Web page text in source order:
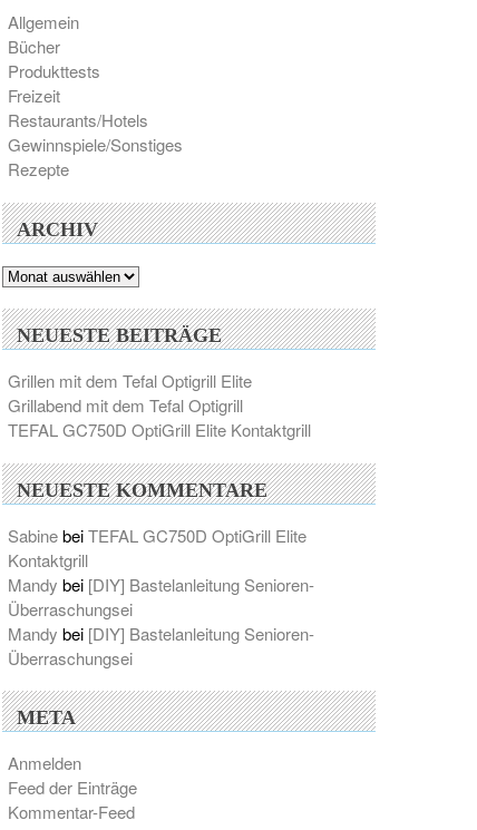
Allgemein
Bücher
Produkttests
Freizeit
Restaurants/Hotels
Gewinnspiele/Sonstiges
Rezepte
ARCHIV
Archiv
NEUESTE BEITRÄGE
Grillen mit dem Tefal Optigrill Elite
Grillabend mit dem Tefal Optigrill
TEFAL GC750D OptiGrill Elite Kontaktgrill
NEUESTE KOMMENTARE
SabinebeiTEFAL GC750D OptiGrill Elite
Kontaktgrill
Mandy bei [DIY] Bastelanleitung Senioren-
Überraschungsei
Mandy bei [DIY] Bastelanleitung Senioren-
Überraschungsei
META
Anmelden
Feed der Einträge
Kommentar-Feed